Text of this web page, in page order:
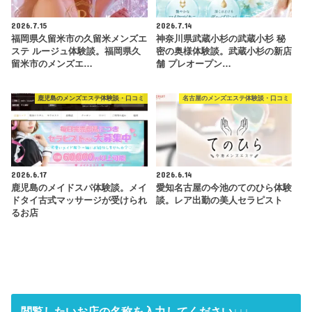
2026.7.15
福岡県久留米市の久留米メンズエ
ステ ルージュ体験談。福岡県久
留米市のメンズエ…
2026.7.14
神奈川県武蔵小杉の武蔵小杉 秘
密の奥様体験談。武蔵小杉の新店
舗 プレオープン…
鹿児島のメンズエステ体験談・口コミ
2026.6.17
鹿児島のメイドスパ体験談。メイ
ドタイ古式マッサージが受けられ
るお店
名古屋のメンズエステ体験談・口コミ
2026.6.14
愛知名古屋の今池のてのひら体験
談。レア出勤の美人セラピスト